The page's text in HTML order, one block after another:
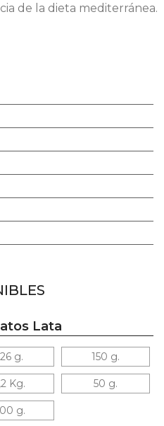
de la dieta mediterránea.
Lata
g. 150 g.
Kg. 50 g.
g.